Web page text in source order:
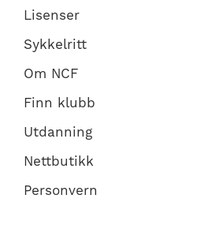
Lisenser
Sykkelritt
Om NCF
Finn klubb
Utdanning
Nettbutikk
Personvern